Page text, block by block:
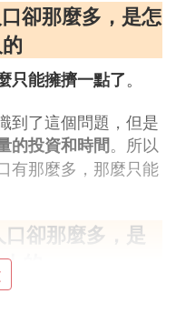
卻那麼多，是怎
只能擁擠一點了。
到了這個問題，但是
的投資和時間。所以
有那麼多，那麼只能
卻那麼多，是
的
跟其地形地貌和氣候